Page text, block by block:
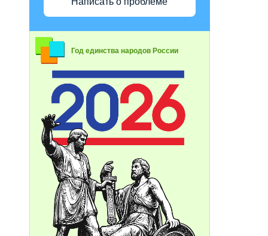
Год единства народов России